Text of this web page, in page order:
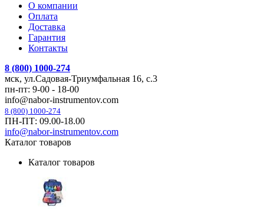
О компании
Оплата
Доставка
Гарантия
Контакты
8 (800) 1000-274
мск, ул.Садовая-Триумфальная 16, с.3
пн-пт: 9-00 - 18-00
info@nabor-instrumentov.com
8 (800) 1000-274
ПН-ПТ: 09.00-18.00
info@nabor-instrumentov.com
Каталог товаров
Каталог товаров